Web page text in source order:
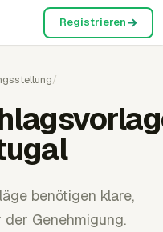
Registrieren
/
benötigen klare,
Genehmigung.